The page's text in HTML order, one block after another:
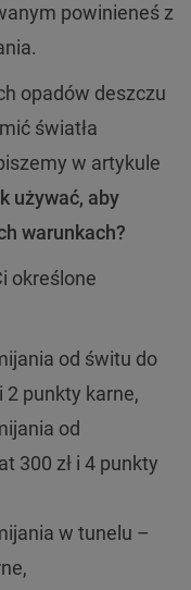
powinieneś z
opadów deszczu
światła
w artykule
używać, aby
warunkach?
określone
od świtu do
2 punkty karne,
od
300 zł i 4 punkty
w tunelu –